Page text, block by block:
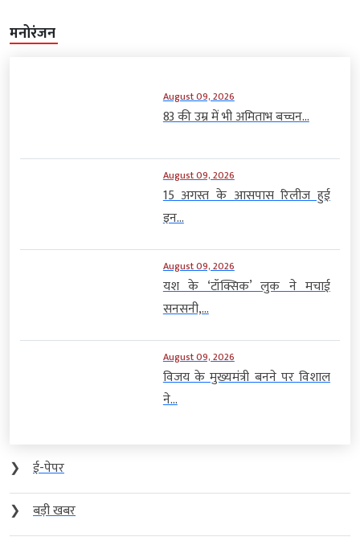
मनोरंजन
August 09, 2026
83 की उम्र में भी अमिताभ बच्चन...
August 09, 2026
15 अगस्त के आसपास रिलीज हुई
इन...
August 09, 2026
यश के ‘टॉक्सिक’ लुक ने मचाई
सनसनी,...
August 09, 2026
विजय के मुख्यमंत्री बनने पर विशाल
ने...
❯
ई-पेपर
❯
बड़ी खबर